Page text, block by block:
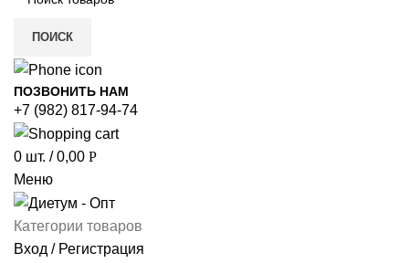
ПОИСК
ПОЗВОНИТЬ НАМ
+7 (982) 817-94-74
0 шт. / 0,00 Р
Меню
Категории товаров
Вход / Регистрация